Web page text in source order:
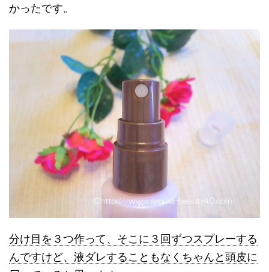
かったです。
分け目を３つ作って、そこに３回ずつスプレーする
んですけど、液ダレすることもなくちゃんと頭皮に